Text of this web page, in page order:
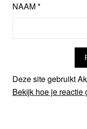
NAAM*
Deze site gebruikt
Bekijk hoe je reactie